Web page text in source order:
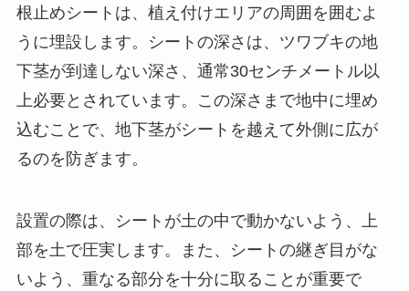
根止めシートは、植え付けエリアの周囲を囲むよ
うに埋設します。シートの深さは、ツワブキの地
下茎が到達しない深さ、通常30センチメートル以
上必要とされています。この深さまで地中に埋め
込むことで、地下茎がシートを越えて外側に広が
るのを防ぎます。
設置の際は、シートが土の中で動かないよう、上
部を土で圧実します。また、シートの継ぎ目がな
いよう、重なる部分を十分に取ることが重要で